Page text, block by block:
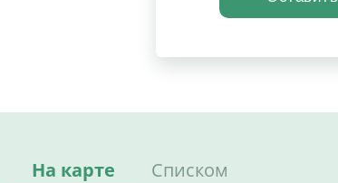
На карте Списком